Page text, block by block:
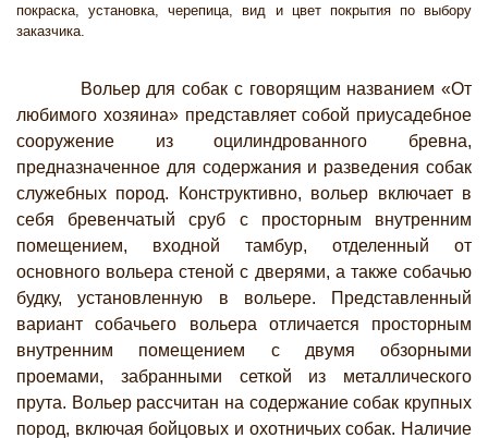
покраска, установка, черепица, вид и цвет покрытия по выбору
заказчика.
Вольер для собак с говорящим названием «От
любимого хозяина» представляет собой приусадебное
сооружение из оцилиндрованного бревна,
предназначенное для содержания и разведения собак
служебных пород. Конструктивно, вольер включает в
себя бревенчатый сруб с просторным внутренним
помещением, входной тамбур, отделенный от
основного вольера стеной с дверями, а также собачью
будку, установленную в вольере. Представленный
вариант собачьего вольера отличается просторным
внутренним помещением с двумя обзорными
проемами, забранными сеткой из металлического
прута. Вольер рассчитан на содержание собак крупных
пород, включая бойцовых и охотничьих собак. Наличие